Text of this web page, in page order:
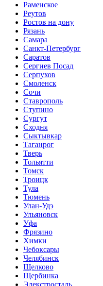
Раменское
Реутов
Ростов на дону
Рязань
Самара
Санкт-Петербург
Саратов
Сергиев Посад
Серпухов
Смоленск
Сочи
Ставрополь
Ступино
Сургут
Сходня
Сыктывкар
Таганрог
Тверь
Тольятти
Томск
Троицк
Тула
Тюмень
Улан-Удэ
Ульяновск
Уфа
Фрязино
Химки
Чебоксары
Челябинск
Щелково
Щербинка
Элекстросталь